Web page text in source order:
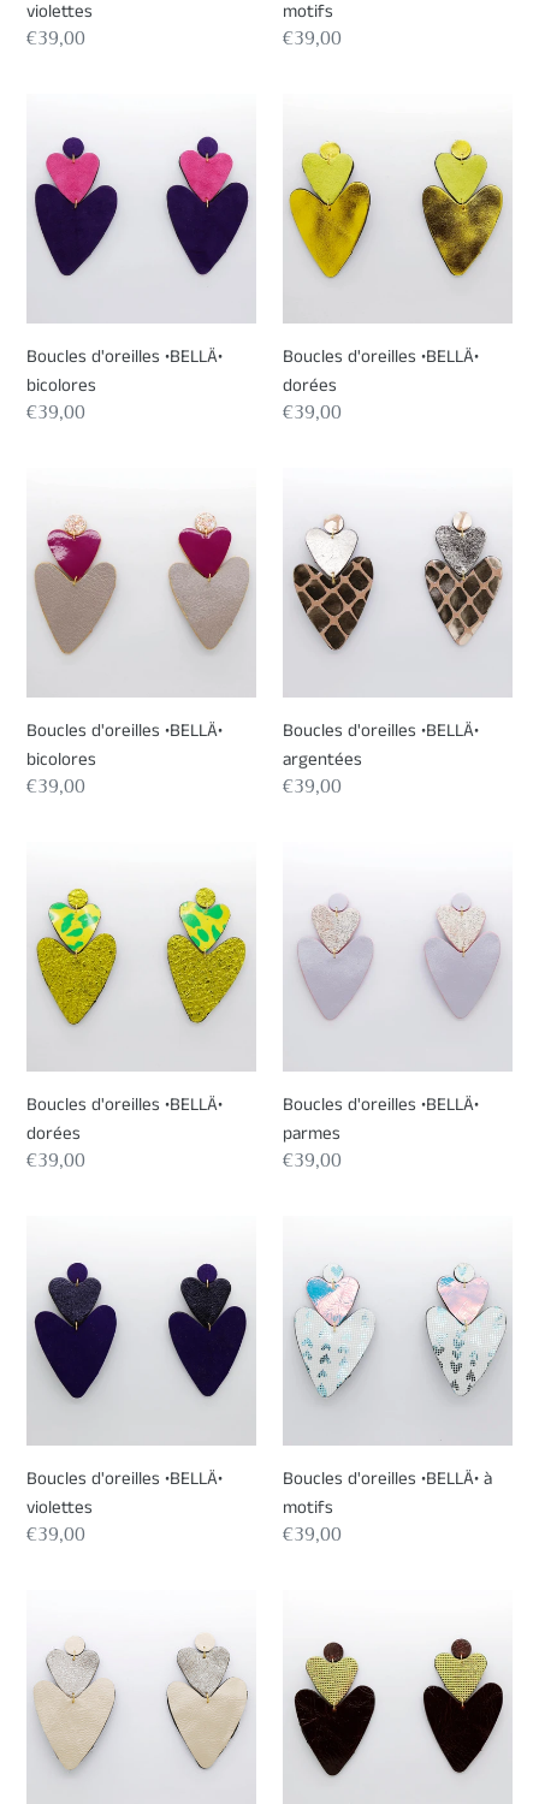
violettes
Prix
€39,00
motifs
Prix
€39,00
d'oreilles
•BELLÄ•
bicolores
Boucles d'oreilles •BELLÄ•
bicolores
Prix
€39,00
d'oreilles
•BELLÄ•
dorées
Boucles d'oreilles •BELLÄ•
dorées
Prix
€39,00
d'oreilles
•BELLÄ•
bicolores
Boucles d'oreilles •BELLÄ•
bicolores
Prix
€39,00
d'oreilles
•BELLÄ•
argentées
Boucles d'oreilles •BELLÄ•
argentées
Prix
€39,00
d'oreilles
•BELLÄ•
dorées
Boucles d'oreilles •BELLÄ•
dorées
Prix
€39,00
•BELLÄ•
parmes
Boucles d'oreilles •BELLÄ•
parmes
Prix
€39,00
d'oreilles
•BELLÄ•
violettes
Boucles d'oreilles •BELLÄ•
violettes
Prix
€39,00
d'oreilles
•BELLÄ•
motifs
Boucles d'oreilles •BELLÄ• à
motifs
Prix
€39,00
d'oreilles
•BELLÄ•
crèmes
•BELLÄ•
marrons